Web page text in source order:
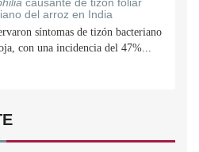
del arroz en India
síntomas de tizón bacteriano
con una incidencia del 47%...